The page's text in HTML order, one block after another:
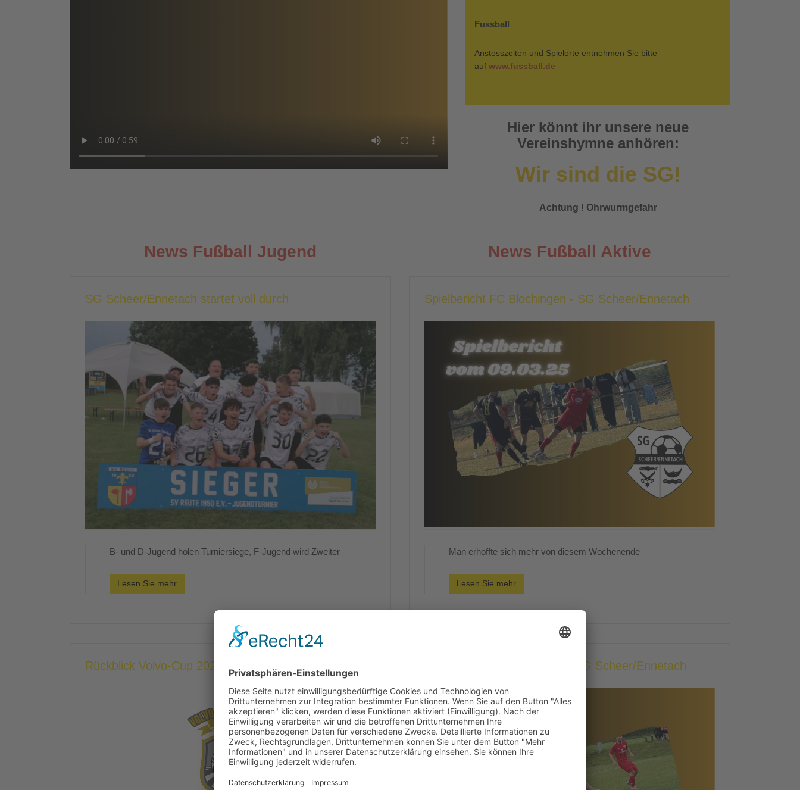
Fussball
Anstosszeiten und Spielorte entnehmen Sie bitte
auf www.fussball.de
Hier könnt ihr unsere neue
Vereinshymne anhören:
Wir sind die SG!
Achtung ! Ohrwurmgefahr
News Fußball Jugend
SG Scheer/Ennetach startet voll durch
B- und D-Jugend holen Turniersiege, F-Jugend wird Zweiter
Lesen Sie mehr
Rückblick Volvo-Cup 2025
News Fußball Aktive
Spielbericht FC Blochingen - SG Scheer/Ennetach
Man erhoffte sich mehr von diesem Wochenende
Lesen Sie mehr
Spielbericht SG Ostrach II - SG Scheer/Ennetach